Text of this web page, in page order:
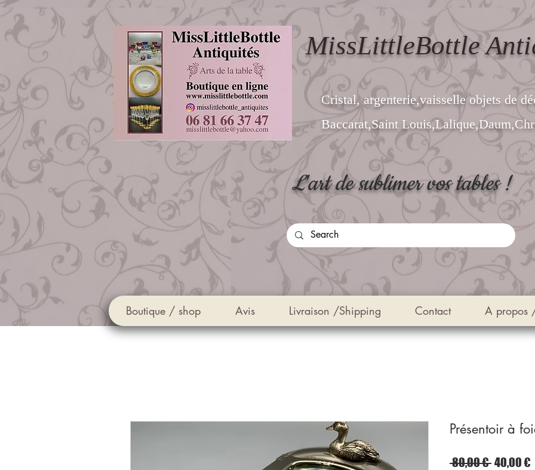
MissLittleBottle
Cristal, argenterie,vaisselle objets de
Baccarat,Saint
L'art de sublimer vos tables !
Boutique / shop Avis Livraison /Shipping Contact A propos
Présentoir à
80,00 € Preço
40,00 €